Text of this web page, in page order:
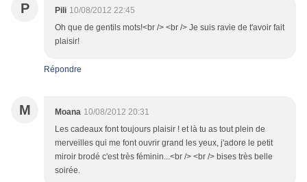
P Pili 10/08/2012 22:45
Oh que de gentils mots!<br /> <br /> Je suis ravie de t'avoir fait
plaisir!
Répondre
M Moana 10/08/2012 20:31
Les cadeaux font toujours plaisir ! et là tu as tout plein de
merveilles qui me font ouvrir grand les yeux, j'adore le petit
miroir brodé c'est très féminin...<br /> <br /> bises très belle
soirée.